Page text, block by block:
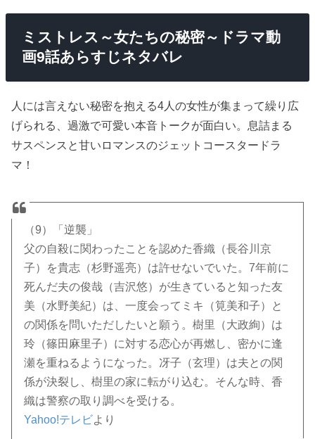
ミストレス～女たちの秘密～ドラマ動
画9話あらすじネタバレ
人には言えない秘密を抱える4人の女性が集まって繰り広
げられる、過激で可愛い本音トークが面白い。息詰まる
サスペンスと甘いロマンスのジェットコースタードラ
マ！
（9）「逆襲」
父の自殺に関わったことを認めた香織（長谷川京
子）を貴志（杉野遥亮）は許せないでいた。7年前に
死んだ夫の俊哉（吉沢悠）が生きていると知った友
美（水野美紀）は、一度会ってミキ（筧美和子）と
の関係を問いただしたいと願う。樹里（大政絢）は
玲（篠田麻里子）に対する恋心が再燃し、密かに逢
瀬を重ねるようになった。冴子（玄理）は夫との関
係が決裂し、樹里の家に転がり込む。そんな時、香
織は警察の取り調べを受ける。
Yahoo!テレビより